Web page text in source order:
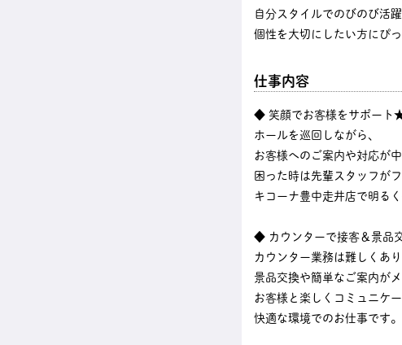
自分スタイルでのびのび活
個性を大切にしたい方にぴっ
仕事内容
◆ 笑顔でお客様をサポート
ホールを巡回しながら、
お客様へのご案内や対応が
困った時は先輩スタッフがフ
キコーナ豊中走井店で明る
◆ カウンターで接客＆景品
カウンター業務は難しくあり
景品交換や簡単なご案内がメ
お客様と楽しくコミュニケ
快適な環境でのお仕事です。